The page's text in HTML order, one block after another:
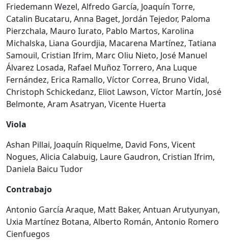
Friedemann Wezel, Alfredo García, Joaquín Torre,
Catalin Bucataru, Anna Baget, Jordán Tejedor, Paloma
Pierzchala, Mauro Iurato, Pablo Martos, Karolina
Michalska, Liana Gourdjia, Macarena Martínez, Tatiana
Samouil, Cristian Ifrim, Marc Oliu Nieto, José Manuel
Álvarez Losada, Rafael Muñoz Torrero, Ana Luque
Fernández, Erica Ramallo, Víctor Correa, Bruno Vidal,
Christoph Schickedanz, Eliot Lawson, Víctor Martín, José
Belmonte, Aram Asatryan, Vicente Huerta
Viola
Ashan Pillai, Joaquín Riquelme, David Fons, Vicent
Nogues, Alicia Calabuig, Laure Gaudron, Cristian Ifrim,
Daniela Baicu Tudor
Contrabajo
Antonio García Araque, Matt Baker, Antuan Arutyunyan,
Uxia Martínez Botana, Alberto Román, Antonio Romero
Cienfuegos